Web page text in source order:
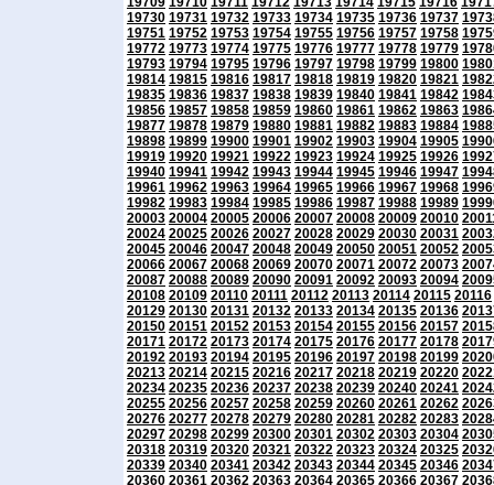
19730 19731 19732 19733 19734 19735 19736 19737
19751 19752 19753 19754 19755 19756 19757 19758
19772 19773 19774 19775 19776 19777 19778 19779
19793 19794 19795 19796 19797 19798 19799 19800
19814 19815 19816 19817 19818 19819 19820 19821
19835 19836 19837 19838 19839 19840 19841 19842
19856 19857 19858 19859 19860 19861 19862 19863
19877 19878 19879 19880 19881 19882 19883 19884
19898 19899 19900 19901 19902 19903 19904 19905
19919 19920 19921 19922 19923 19924 19925 19926
19940 19941 19942 19943 19944 19945 19946 19947
19961 19962 19963 19964 19965 19966 19967 19968
19982 19983 19984 19985 19986 19987 19988 19989
20003 20004 20005 20006 20007 20008 20009 20010
20024 20025 20026 20027 20028 20029 20030 20031
20045 20046 20047 20048 20049 20050 20051 20052
20066 20067 20068 20069 20070 20071 20072 20073
20087 20088 20089 20090 20091 20092 20093 20094
20108 20109 20110 20111 20112 20113 20114 20115 20116
20129 20130 20131 20132 20133 20134 20135 20136
20150 20151 20152 20153 20154 20155 20156 20157
20171 20172 20173 20174 20175 20176 20177 20178
20192 20193 20194 20195 20196 20197 20198 20199
20213 20214 20215 20216 20217 20218 20219 20220
20234 20235 20236 20237 20238 20239 20240 20241
20255 20256 20257 20258 20259 20260 20261 20262
20276 20277 20278 20279 20280 20281 20282 20283
20297 20298 20299 20300 20301 20302 20303 20304
20318 20319 20320 20321 20322 20323 20324 20325
20339 20340 20341 20342 20343 20344 20345 20346
20360 20361 20362 20363 20364 20365 20366 20367